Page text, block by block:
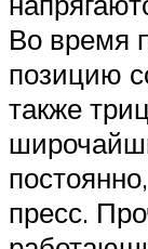
Во время
позицию
также
пресс.